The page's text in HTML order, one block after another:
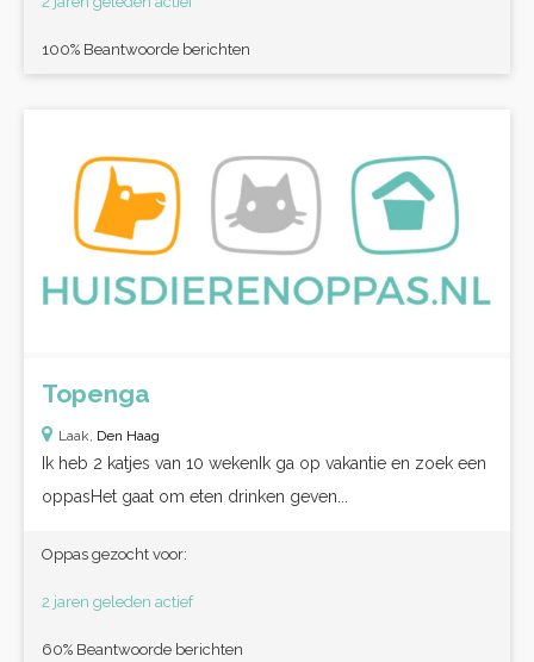
100% Beantwoorde berichten
Topenga
Laak, Den Haag
Ik heb 2 katjes van 10 wekenIk ga op vakantie en zoek een
oppasHet gaat om eten drinken geven...
Oppas gezocht voor:
2 jaren geleden actief
60% Beantwoorde berichten